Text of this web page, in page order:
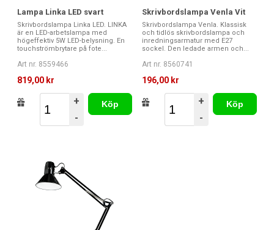
Lampa Linka LED svart
Skrivbordslampa Linka LED. LINKA
är en LED-arbetslampa med
högeffektiv 5W LED-belysning. En
touchströmbrytare på fote...
Art nr. 8559466
819,00 kr
+
-
Köp
Skrivbordslampa Venla Vit
Skrivbordslampa Venla. Klassisk
och tidlös skrivbordslampa och
inredningsarmatur med E27
sockel. Den ledade armen och...
Art nr. 8560741
196,00 kr
+
-
Köp